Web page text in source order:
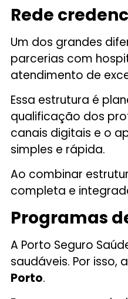
Rede
Um dos grandes
parcerias com
atendimento de
Essa estrutura é
qualificação dos
canais digitais e o
simples e rápida.
Ao combinar
completa e
Programas
A Porto Seguro
saudáveis. Por
Porto.